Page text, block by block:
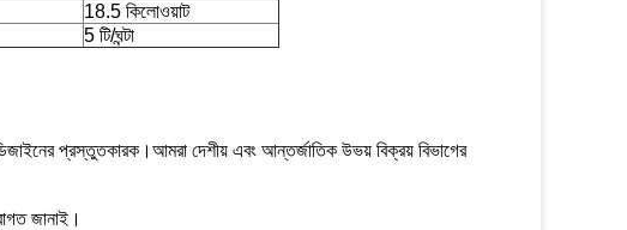
18.5 কিলোওয়াট
5 টি/ঘন্টা
প্রস্তুতকারক।আমরা দেশীয় এবং আন্তর্জাতিক উভয় বিক্রয় বিভাগের
জানাই।